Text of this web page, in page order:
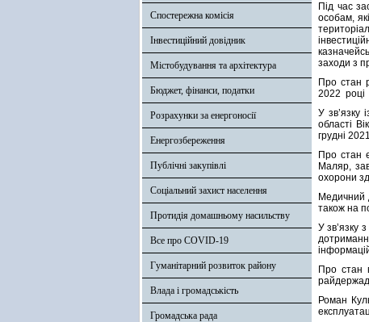
Спостережна комісія
Інвестиційний довідник
Містобудування та архітектура
Бюджет, фінанси, податки
Розрахунки за енергоносії
Енергозбереження
Публічні закупівлі
Соціальний захист населення
Протидія домашньому насильству
Все про COVID-19
Гуманітарний розвиток району
Влада і громадськість
Громадська рада
Під час
особам,
заходи з
Про стан
2022 році
У зв’язку
області
грудні
Про стан
Маляр,
охорони
Медичний
також на
У зв’язку
Про стан
Роман